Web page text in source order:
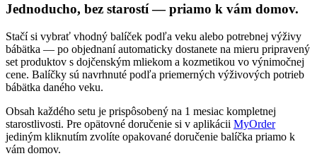
Jednoducho, bez starostí — priamo k vám domov.
Stačí si vybrať vhodný balíček podľa veku alebo potrebnej výživy
bábätka — po objednaní automaticky dostanete na mieru pripravený
set produktov s dojčenským mliekom a kozmetikou vo výnimočnej
cene. Balíčky sú navrhnuté podľa priemerných výživových potrieb
bábätka daného veku.
Obsah každého setu je prispôsobený na 1 mesiac kompletnej
starostlivosti. Pre opätovné doručenie si v aplikácii MyOrder
jediným kliknutím zvolíte opakované doručenie balíčka priamo k
vám domov.